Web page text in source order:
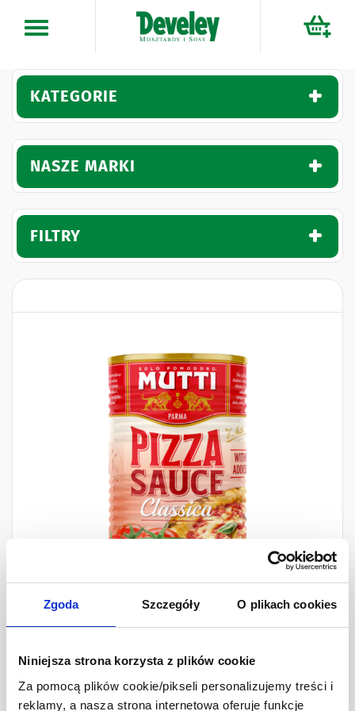
Zgoda Szczegóły O plikach cookies
Niniejsza strona korzysta z plików cookie
Za pomocą plików cookie/pikseli personalizujemy treści i
reklamy, a nasza strona internetowa oferuje funkcje
KATEGORIE
NASZE MARKI
FILTRY
Mutti Sos do Pizzy
Classica
400 g